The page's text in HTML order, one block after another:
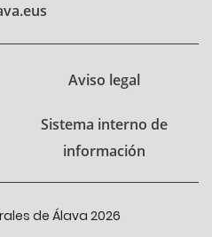
Aviso legal
Sistema interno de
información
de Álava 2026